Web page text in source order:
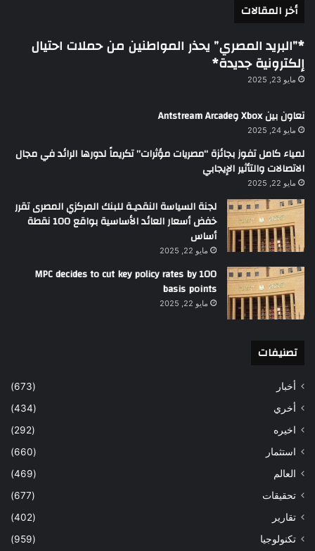
أخر المقالات
*”البريد المصري” يحذر المواطنين من حملات احتيال
إلكترونية جديدة*
مايو 23, 2025
تعاون بين Xbox وAntstream Arcade
مايو 24, 2025
لمياء كامل تفوز بجائزة “مصريات مؤثرات” تكريماً لدورها الرائد في مجال
الاتصالات والتأثير الإيجابي
مايو 22, 2025
لجنة السياسة النقديـة للبنك المركزي المصرى تقرر
خفض أسعار العائد الأساسية بواقع 100 نقطة
أساس
مايو 22, 2025
MPC decides to cut key policy rates by 100
basis points
مايو 22, 2025
تصنيفات
أخبار
(673)
أخري
(434)
اخيره
(292)
استثمار
(660)
العالم
(469)
تحقيقات
(677)
تقارير
(402)
تكنولوجيا
(959)